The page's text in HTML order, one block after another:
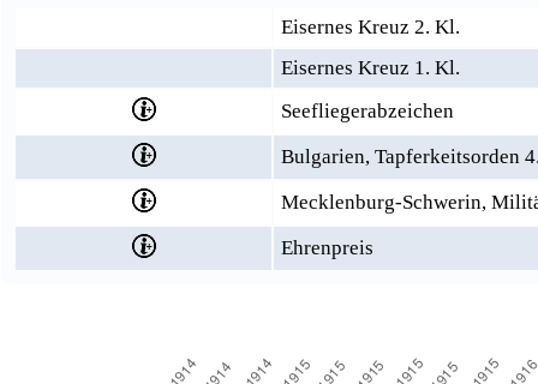
Eisernes Kreuz 2. Kl.
Eisernes Kreuz 1. Kl.
Seefliegerabzeichen
Bulgarien, Tapferkeitsorden
Mecklenburg-Schwerin,
Ehrenpreis